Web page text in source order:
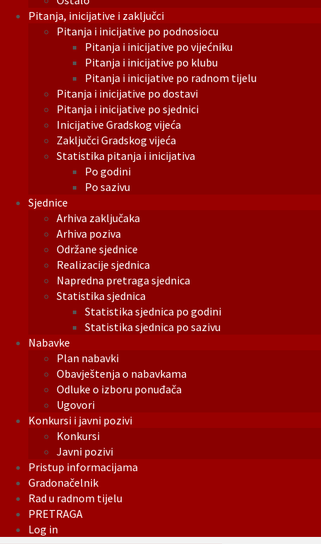
Pitanja, inicijative i zaključci
Pitanja i inicijative po podnosiocu
Pitanja i inicijative po vijećniku
Pitanja i inicijative po klubu
Pitanja i inicijative po radnom tijelu
Pitanja i inicijative po dostavi
Pitanja i inicijative po sjednici
Inicijative Gradskog vijeća
Zaključci Gradskog vijeća
Statistika pitanja i inicijativa
Po godini
Po sazivu
Sjednice
Arhiva zaključaka
Arhiva poziva
Održane sjednice
Realizacije sjednica
Napredna pretraga sjednica
Statistika sjednica
Statistika sjednica po godini
Statistika sjednica po sazivu
Nabavke
Plan nabavki
Obavještenja o nabavkama
Odluke o izboru ponuđača
Ugovori
Konkursi i javni pozivi
Konkursi
Javni pozivi
Pristup informacijama
Gradonačelnik
Rad u radnom tijelu
PRETRAGA
Log in